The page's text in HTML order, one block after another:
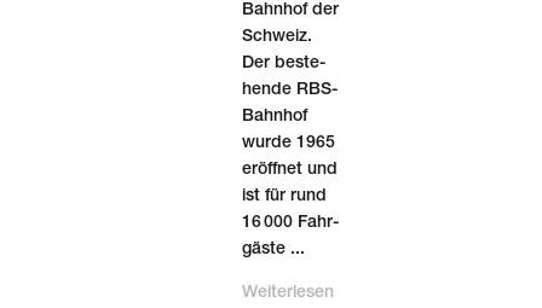
Bahnhof der
Schweiz.
Der beste­
hende RBS-
Bahnhof
wurde 1965
eröffnet und
ist für rund
16 000 Fahr­
gäste ...
Weiterlesen